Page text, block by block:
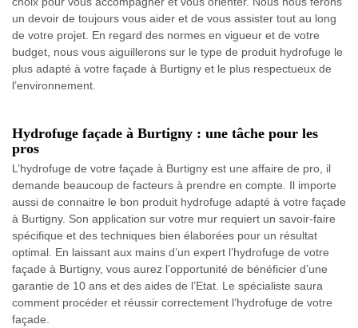
un devoir de toujours vous aider et de vous assister tout au long
de votre projet. En regard des normes en vigueur et de votre
budget, nous vous aiguillerons sur le type de produit hydrofuge le
plus adapté à votre façade à Burtigny et le plus respectueux de
l’environnement.
Hydrofuge façade à Burtigny : une tâche pour les
pros
L’hydrofuge de votre façade à Burtigny est une affaire de pro, il
demande beaucoup de facteurs à prendre en compte. Il importe
aussi de connaitre le bon produit hydrofuge adapté à votre façade
à Burtigny. Son application sur votre mur requiert un savoir-faire
spécifique et des techniques bien élaborées pour un résultat
optimal. En laissant aux mains d’un expert l’hydrofuge de votre
façade à Burtigny, vous aurez l’opportunité de bénéficier d’une
garantie de 10 ans et des aides de l’Etat. Le spécialiste saura
comment procéder et réussir correctement l’hydrofuge de votre
façade.